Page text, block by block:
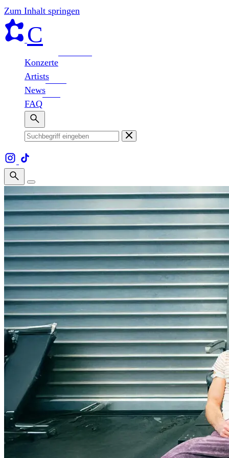
Zum Inhalt springen
C
Konzerte
Artists
News
FAQ